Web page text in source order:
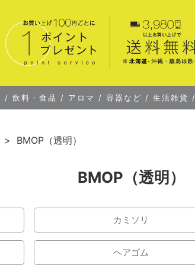
/ 飲料・食品 / アロマ / 容器など / 生活雑貨
BMOP（透明）
BMOP（透明）
カミソリ
ヘアゴム